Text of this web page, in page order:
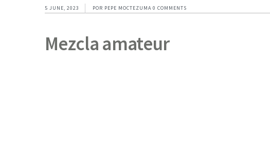
5 JUNE, 2023 POR PEPE MOCTEZUMA 0 COMMENTS
Mezcla amateur